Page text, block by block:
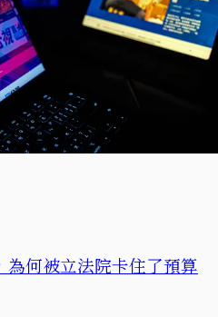
何被立法院卡住了預算